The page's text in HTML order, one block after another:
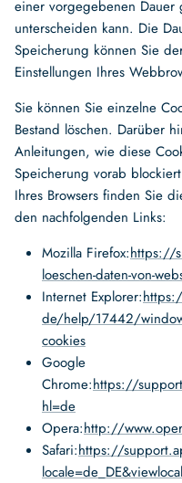
einer vorgegebenen
unterscheiden kann. Die
Speicherung können Sie
Einstellungen Ihres
Sie können Sie einzelne
Bestand löschen. Darüber
Anleitungen, wie diese
Speicherung vorab
Ihres Browsers finden Sie
den nachfolgenden Links:
Mozilla Firefox:https://
loeschen-daten-von-
Internet Explorer:
de/help/17442/
cookies
Google
Chrome:https://
hl=de
Opera:http://
Safari:https://